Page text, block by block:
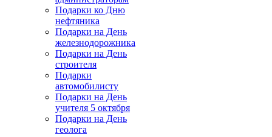
Подарки ко Дню
нефтяника
Подарки на День
железнодорожника
Подарки на День
строителя
Подарки
автомобилисту
Подарки на День
учителя 5 октября
Подарки на День
геолога